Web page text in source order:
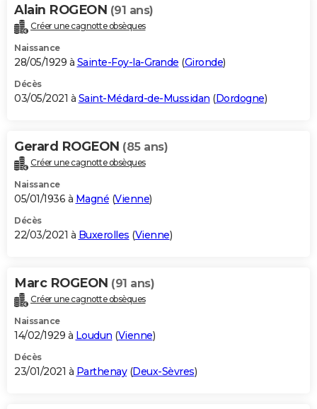
Alain ROGEON (91 ans)
Créer une cagnotte obsèques
Naissance
28/05/1929 à Sainte-Foy-la-Grande (Gironde)
Décès
03/05/2021 à Saint-Médard-de-Mussidan (Dordogne)
Gerard ROGEON (85 ans)
Créer une cagnotte obsèques
Naissance
05/01/1936 à Magné (Vienne)
Décès
22/03/2021 à Buxerolles (Vienne)
Marc ROGEON (91 ans)
Créer une cagnotte obsèques
Naissance
14/02/1929 à Loudun (Vienne)
Décès
23/01/2021 à Parthenay(Deux-Sèvres)